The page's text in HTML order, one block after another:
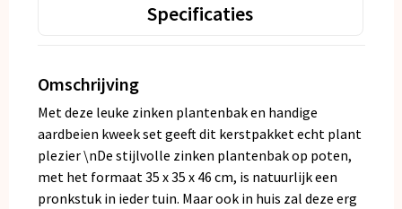
Specificaties
Omschrijving
Met deze leuke zinken plantenbak en handige
aardbeien kweek set geeft dit kerstpakket echt plant
plezier \nDe stijlvolle zinken plantenbak op poten,
met het formaat 35 x 35 x 46 cm, is natuurlijk een
pronkstuk in ieder tuin. Maar ook in huis zal deze erg